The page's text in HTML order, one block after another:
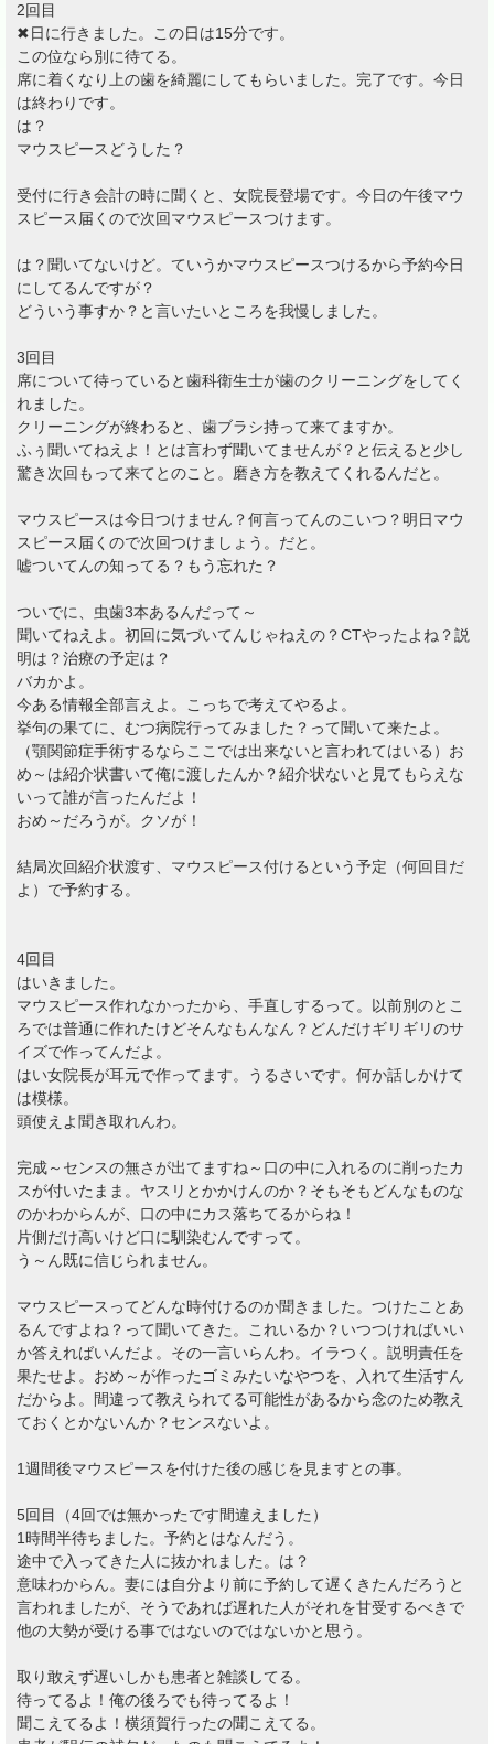
2回目
✖日に行きました。この日は15分です。
この位なら別に待てる。
席に着くなり上の歯を綺麗にしてもらいました。完了です。今日
は終わりです。
は？
マウスピースどうした？
受付に行き会計の時に聞くと、女院長登場です。今日の午後マウ
スピース届くので次回マウスピースつけます。
は？聞いてないけど。ていうかマウスピースつけるから予約今日
にしてるんですが？
どういう事すか？と言いたいところを我慢しました。
3回目
席について待っていると歯科衛生士が歯のクリーニングをしてく
れました。
クリーニングが終わると、歯ブラシ持って来てますか。
ふぅ聞いてねえよ！とは言わず聞いてませんが？と伝えると少し
驚き次回もって来てとのこと。磨き方を教えてくれるんだと。
マウスピースは今日つけません？何言ってんのこいつ？明日マウ
スピース届くので次回つけましょう。だと。
嘘ついてんの知ってる？もう忘れた？
ついでに、虫歯3本あるんだって～
聞いてねえよ。初回に気づいてんじゃねえの？CTやったよね？説
明は？治療の予定は？
バカかよ。
今ある情報全部言えよ。こっちで考えてやるよ。
挙句の果てに、むつ病院行ってみました？って聞いて来たよ。
（顎関節症手術するならここでは出来ないと言われてはいる）お
め～は紹介状書いて俺に渡したんか？紹介状ないと見てもらえな
いって誰が言ったんだよ！
おめ～だろうが。クソが！
結局次回紹介状渡す、マウスピース付けるという予定（何回目だ
よ）で予約する。
4回目
はいきました。
マウスピース作れなかったから、手直しするって。以前別のとこ
ろでは普通に作れたけどそんなもんなん？どんだけギリギリのサ
イズで作ってんだよ。
はい女院長が耳元で作ってます。うるさいです。何か話しかけて
は模様。
頭使えよ聞き取れんわ。
完成～センスの無さが出てますね～口の中に入れるのに削ったカ
スが付いたまま。ヤスリとかかけんのか？そもそもどんなものな
のかわからんが、口の中にカス落ちてるからね！
片側だけ高いけど口に馴染むんですって。
う～ん既に信じられません。
マウスピースってどんな時付けるのか聞きました。つけたことあ
るんですよね？って聞いてきた。これいるか？いつつければいい
か答えればいんだよ。その一言いらんわ。イラつく。説明責任を
果たせよ。おめ～が作ったゴミみたいなやつを、入れて生活すん
だからよ。間違って教えられてる可能性があるから念のため教え
ておくとかないんか？センスないよ。
1週間後マウスピースを付けた後の感じを見ますとの事。
5回目（4回では無かったです間違えました）
1時間半待ちました。予約とはなんだう。
途中で入ってきた人に抜かれました。は？
意味わからん。妻には自分より前に予約して遅くきたんだろうと
言われましたが、そうであれば遅れた人がそれを甘受するべきで
他の大勢が受ける事ではないのではないかと思う。
取り敢えず遅いしかも患者と雑談してる。
待ってるよ！俺の後ろでも待ってるよ！
聞こえてるよ！横須賀行ったの聞こえてる。